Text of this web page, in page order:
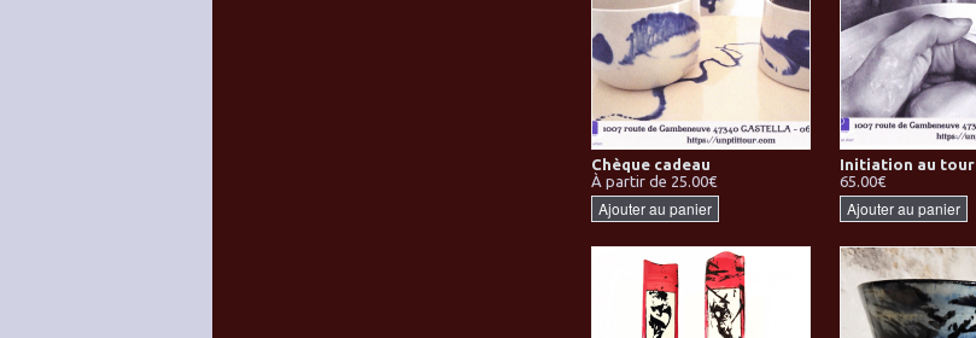
Chèque cadeau
À partir de 25.00€
Ajouter au panier
Initiation au tour
65.00€
Ajouter au panier